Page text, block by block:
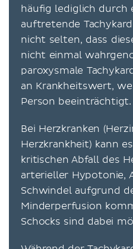
häufig lediglich durch
auftretende
nicht selten, dass
nicht einmal
paroxysmale
an Krankheitswert,
Person beeinträchtigt.
Bei Herzkranken
Herzkrankheit) kann
kritischen Abfall des
arterieller Hypotonie,
Schwindel aufgrund
Minderperfusion
Schocks sind dabei